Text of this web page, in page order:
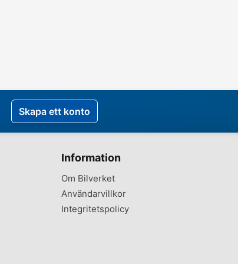
Skapa ett konto
Information
Om Bilverket
Användarvillkor
Integritetspolicy